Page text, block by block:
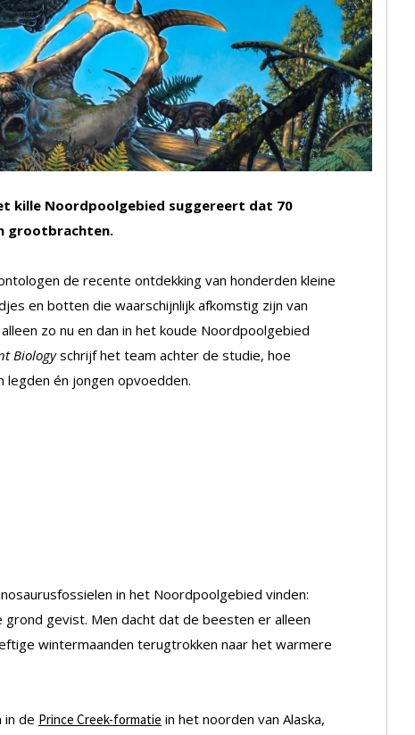
kille Noordpoolgebied suggereert dat 70
grootbrachten.
de recente ontdekking van honderden kleine
en botten die waarschijnlijk afkomstig zijn van
zo nu en dan in het koude Noordpoolgebied
Biologyschrijf het team achter de studie, hoe
legden én jongen opvoedden.
in het Noordpoolgebied vinden:
gevist. Men dacht dat de beesten er alleen
wintermaanden terugtrokken naar het warmere
in de Prince Creek-formatie in het noorden van Alaska,